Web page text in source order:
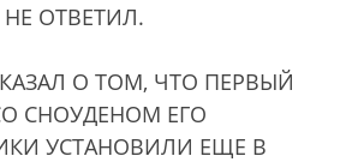
ОТВЕТИЛ.
О ТОМ, ЧТО ПЕРВЫЙ
СНОУДЕНОМ ЕГО
УСТАНОВИЛИ ЕЩЕ В